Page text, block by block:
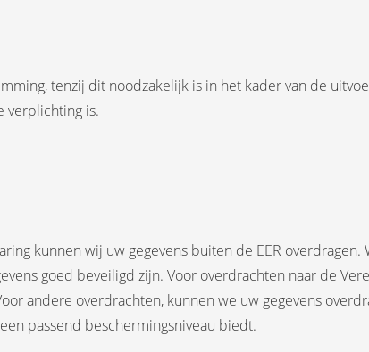
tenzij dit noodzakelijk is in het kader van de
verplichting is.
kunnen wij uw gegevens buiten de EER
goed beveiligd zijn. Voor overdrachten naar de
andere overdrachten, kunnen we uw gegevens
passend beschermingsniveau biedt.